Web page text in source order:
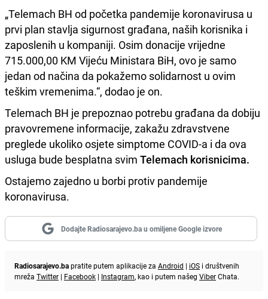
„Telemach BH od početka pandemije koronavirusa u
prvi plan stavlja sigurnost građana, naših korisnika i
zaposlenih u kompaniji. Osim donacije vrijedne
715.000,00 KM Vijeću Ministara BiH, ovo je samo
jedan od načina da pokažemo solidarnost u ovim
teškim vremenima.“, dodao je on.
Telemach BH je prepoznao potrebu građana da dobiju
pravovremene informacije, zakažu zdravstvene
preglede ukoliko osjete simptome COVID-a i da ova
usluga bude besplatna svim Telemach korisnicima.
Ostajemo zajedno u borbi protiv pandemije
koronavirusa.
Dodajte Radiosarajevo.ba u omiljene Google izvore
Radiosarajevo.bapratite putem aplikacije za Android | iOS i društvenih
mreža Twitter | Facebook | Instagram, kao i putem našeg ViberChata.